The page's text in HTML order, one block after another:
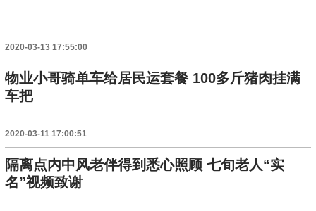
2020-03-13 17:55:00
物业小哥骑单车给居民运套餐 100多斤猪肉挂满
车把
2020-03-11 17:00:51
隔离点内中风老伴得到悉心照顾 七旬老人“实
名”视频致谢